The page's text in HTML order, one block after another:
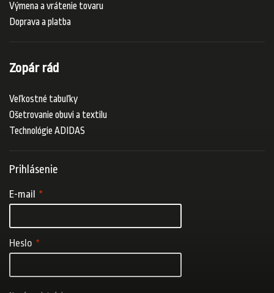
Výmena a vrátenie tovaru
Doprava a platba
Zopár rád
Veľkostné tabuľky
Ošetrovanie obuvi a textilu
Technológie ADIDAS
Prihlásenie
E-mail
Heslo